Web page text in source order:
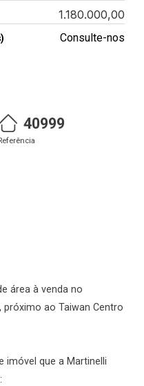
1.180.000,00
Consulte-nos
40999
área à venda no
próximo ao Taiwan Centro
imóvel que a Martinelli